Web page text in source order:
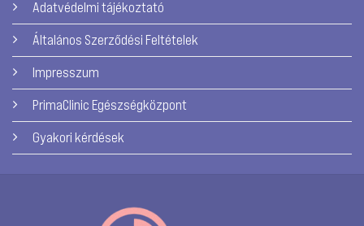
Adatvédelmi tájékoztató
Általános Szerződési Feltételek
Impresszum
PrimaClinic Egészségközpont
Gyakori kérdések